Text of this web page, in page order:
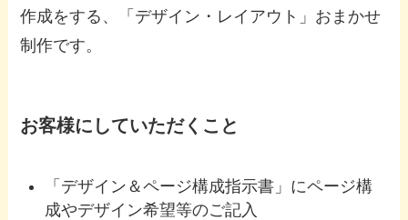
作成をする、「デザイン・レイアウト」おまかせ
制作です。
お客様にしていただくこと
「デザイン＆ページ構成指示書」にページ構
成やデザイン希望等のご記入